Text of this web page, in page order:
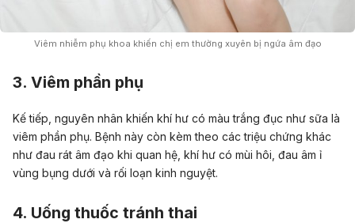
Viêm nhiễm phụ khoa khiến chị em thường xuyên bị ngứa âm đạo
3. Viêm phần phụ
Kế tiếp, nguyên nhân khiến khí hư có màu trắng đục như sữa là
viêm phần phụ. Bệnh này còn kèm theo các triệu chứng khác
như đau rát âm đạo khi quan hệ, khí hư có mùi hôi, đau âm ỉ
vùng bụng dưới và rối loạn kinh nguyệt.
4. Uống thuốc tránh thai